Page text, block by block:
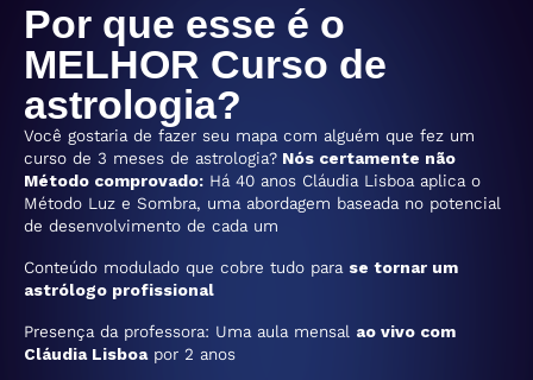
Por que esse é o
MELHOR Curso de
astrologia?
Você gostaria de fazer seu mapa com alguém que fez um
curso de 3 meses de astrologia? Nós certamente não
Método comprovado: Há 40 anos Cláudia Lisboa aplica o
Método Luz e Sombra, uma abordagem baseada no potencial
de desenvolvimento de cada um
Conteúdo modulado que cobre tudo para se tornar um
astrólogo profissional
Presença da professora: Uma aula mensal ao vivo com
Cláudia Lisboapor 2 anos